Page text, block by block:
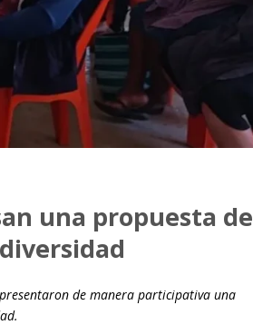
una propuesta de
de manera participativa una